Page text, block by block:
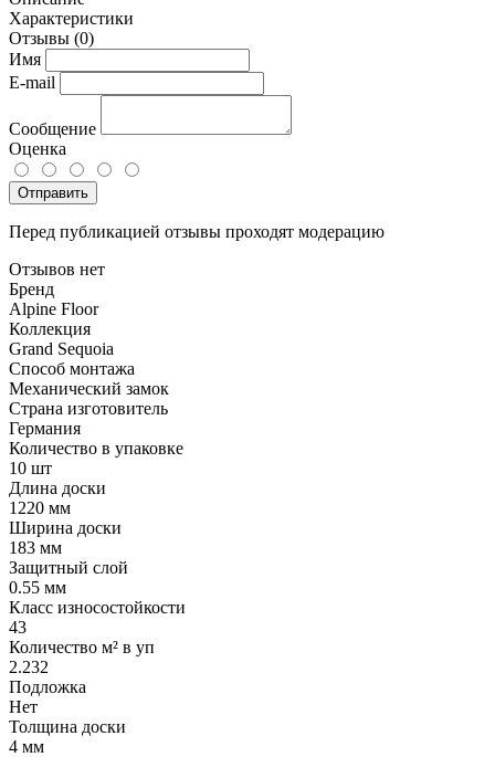
Характеристики
Отзывы (0)
Имя
E-mail
Сообщение
Оценка
Отправить
Перед публикацией отзывы проходят модерацию
Отзывов нет
Бренд
Alpine Floor
Коллекция
Grand Sequoia
Способ монтажа
Механический замок
Страна изготовитель
Германия
Количество в упаковке
10 шт
Длина доски
1220 мм
Ширина доски
183 мм
Защитный слой
0.55 мм
Класс износостойкости
43
Количество м² в уп
2.232
Подложка
Нет
Толщина доски
4 мм